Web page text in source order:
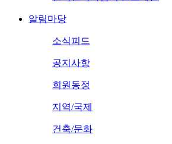
알림마당
소식피드
공지사항
회원동정
지역/국제
건축/문화